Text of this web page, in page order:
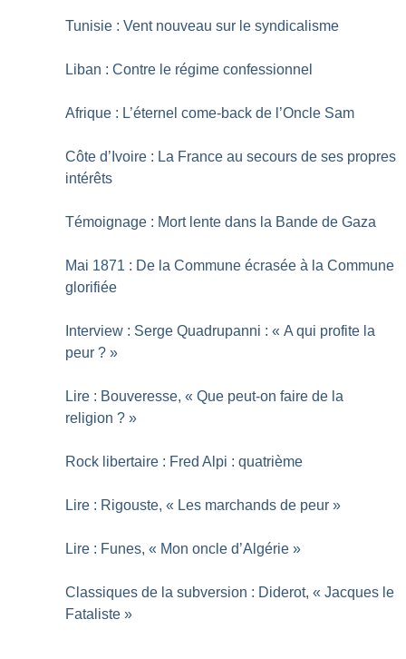
Tunisie : Vent nouveau sur le syndicalisme
Liban : Contre le régime confessionnel
Afrique : L’éternel come-back de l’Oncle Sam
Côte d’Ivoire : La France au secours de ses propres
intérêts
Témoignage : Mort lente dans la Bande de Gaza
Mai 1871 : De la Commune écrasée à la Commune
glorifiée
Interview : Serge Quadrupanni : « A qui profite la
peur ? »
Lire : Bouveresse, « Que peut-on faire de la
religion ? »
Rock libertaire : Fred Alpi : quatrième
Lire : Rigouste, « Les marchands de peur »
Lire : Funes, « Mon oncle d’Algérie »
Classiques de la subversion : Diderot, « Jacques le
Fataliste »